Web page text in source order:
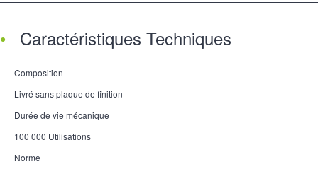
Caractéristiques Techniques
Composition
Livré sans plaque de finition
Durée de vie mécanique
100 000 Utilisations
Norme